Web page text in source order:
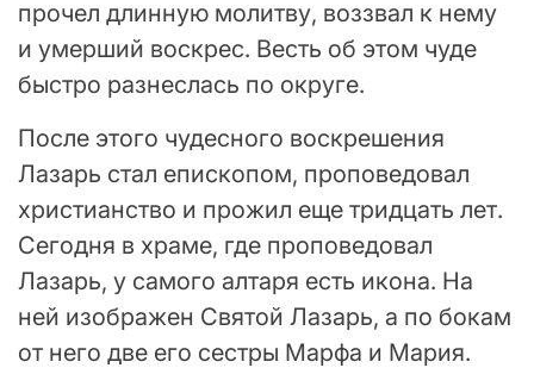
прочел длинную молитву, воззвал к нему
и умерший воскрес. Весть об этом чуде
быстро разнеслась по округе.
После этого чудесного воскрешения
Лазарь стал епископом, проповедовал
христианство и прожил еще тридцать лет.
Сегодня в храме, где проповедовал
Лазарь, у самого алтаря есть икона. На
ней изображен Святой Лазарь, а по бокам
от него две его сестры Марфа и Мария.